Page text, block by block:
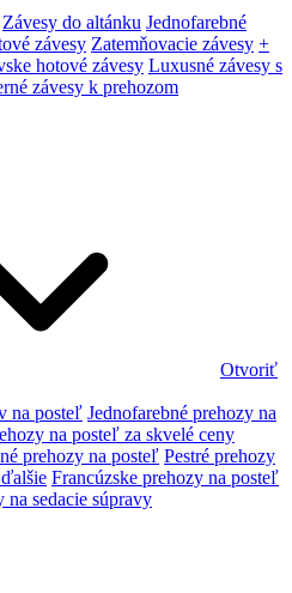
Závesy do altánku Jednofarebné
závesy Zatemňovacie závesy +
hotové závesy Luxusné závesy s
závesy k prehozom
Otvoriť
na posteľ Jednofarebné prehozy na
na posteľ za skvelé ceny
prehozy na posteľ Pestré prehozy
Francúzske prehozy na posteľ
na sedacie súpravy